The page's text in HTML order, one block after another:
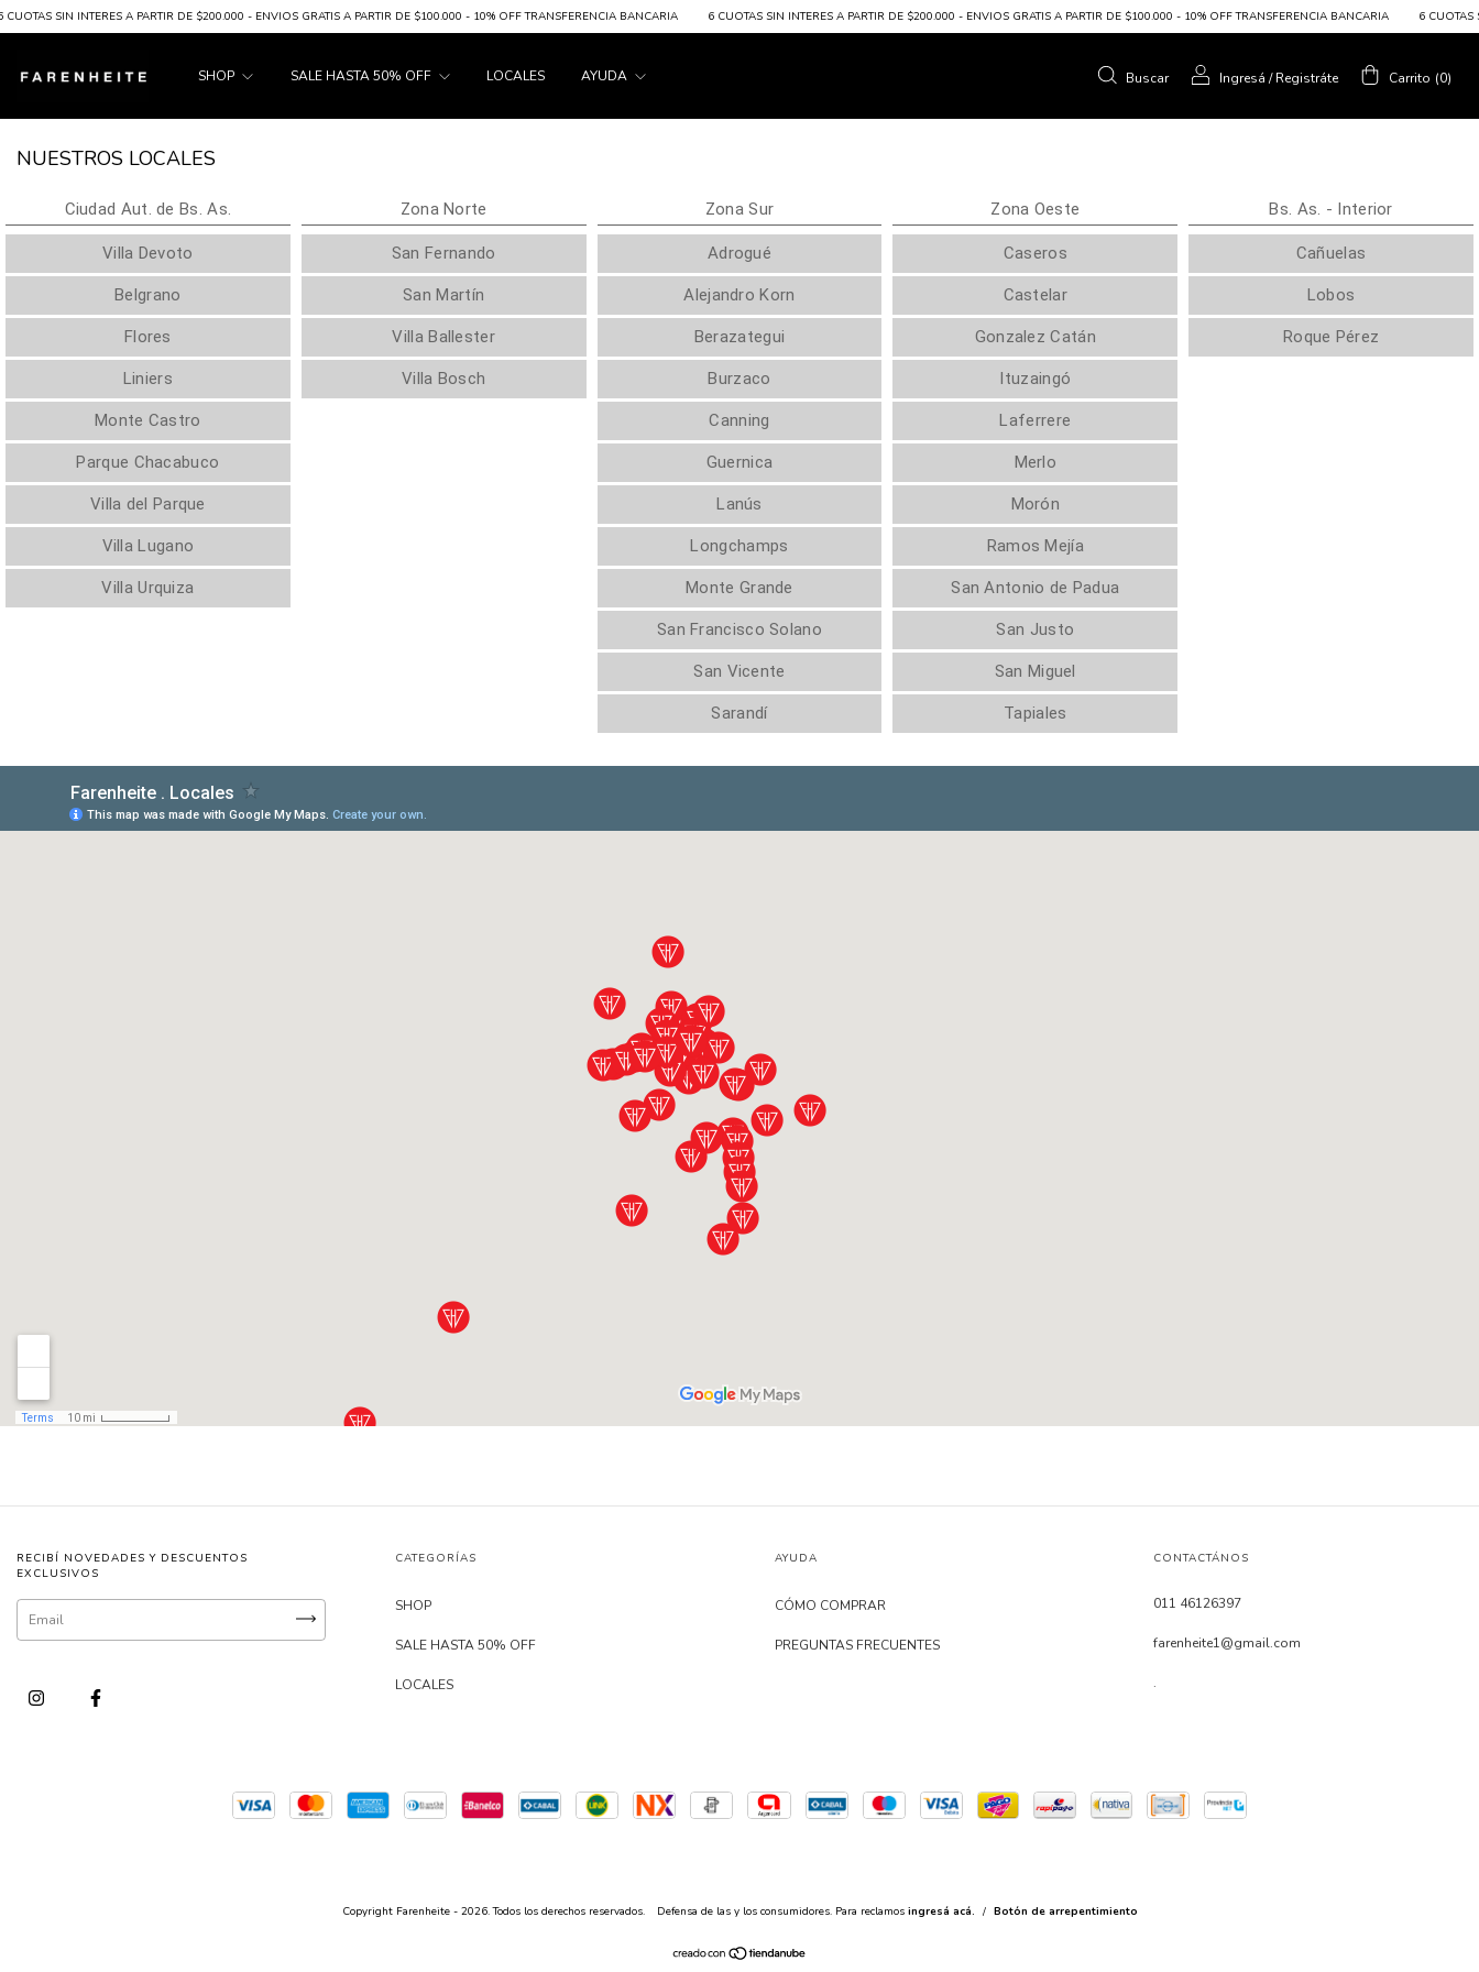
SIN INTERES A PARTIR DE $200.000 - ENVIOS GRATIS A PARTIR DE $100.000 - 10% OFF TRANSFERENCIA BANCARIA 6 CUOTAS SIN INTERES A PARTIR DE $200.000 - ENVIOS GRATIS A PARTIR DE $100.000 - 10% OFF TRANSFERENCIA BANCARIA 6 CUOTAS SIN
SHOP SALE HASTA 50% OFF LOCALES AYUDA Buscar Ingresá /Registráte Carrito (0)
NUESTROS LOCALES
Ciudad Aut. de Bs. As.
Villa Devoto
Belgrano
Flores
Liniers
Monte Castro
Parque Chacabuco
Villa del Parque
Villa Lugano
Villa Urquiza
Zona Norte
San Fernando
San Martín
Villa Ballester
Villa Bosch
Zona Sur
Adrogué
Alejandro Korn
Berazategui
Burzaco
Canning
Guernica
Lanús
Longchamps
Monte Grande
San Francisco Solano
San Vicente
Sarandí
Zona Oeste
Caseros
Castelar
Gonzalez Catán
Ituzaingó
Laferrere
Merlo
Morón
Ramos Mejía
San Antonio de Padua
San Justo
San Miguel
Tapiales
Bs. As. - Interior
Cañuelas
Lobos
Roque Pérez
RECIBÍ NOVEDADES Y DESCUENTOS
EXCLUSIVOS
CATEGORÍAS
SHOP
SALE HASTA 50% OFF
LOCALES
AYUDA
CÓMO COMPRAR
PREGUNTAS FRECUENTES
CONTACTÁNOS
011 46126397
farenheite1@gmail.com
.
Copyright Farenheite - 2026. Todos los derechos reservados. Defensa de las y los consumidores. Para reclamos ingresá acá. / Botón de arrepentimiento